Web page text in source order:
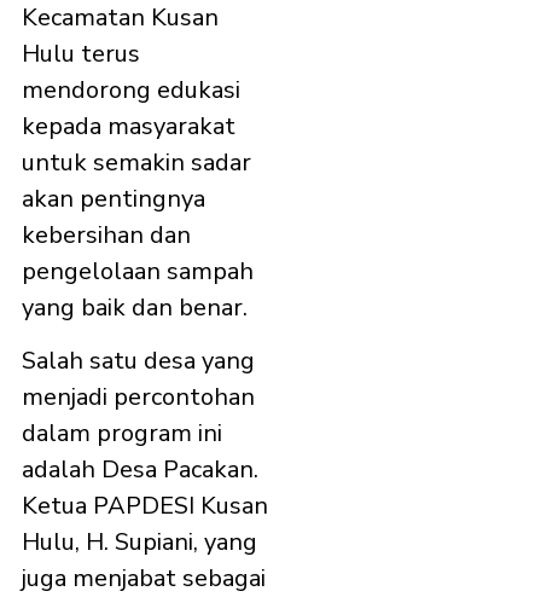
Kecamatan Kusan
Hulu terus
mendorong edukasi
kepada masyarakat
untuk semakin sadar
akan pentingnya
kebersihan dan
pengelolaan sampah
yang baik dan benar.
Salah satu desa yang
menjadi percontohan
dalam program ini
adalah Desa Pacakan.
Ketua PAPDESI Kusan
Hulu, H. Supiani, yang
juga menjabat sebagai